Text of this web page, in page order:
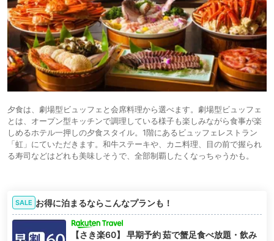
夕食は、劇場型ビュッフェと会席料理から選べます。劇場型ビュッフェ
とは、オープン型キッチンで調理している様子も楽しみながら食事が楽
しめるホテル一押しの夕食スタイル。1階にあるビュッフェレストラン
「虹」にていただきます。和牛ステーキや、カニ料理、目の前で握られ
る寿司などはどれも美味しそうで、全部制覇したくなっちゃうかも。
SALE お得に泊まるならこんなプランも！
【さき楽60】 早期予約 茹で蟹足食べ放題・飲み